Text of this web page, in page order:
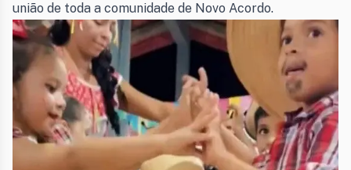
união de toda a comunidade de Novo Acordo.